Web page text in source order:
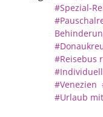
#Spezial-
#Reisebus
#Venezien
#Urlaub